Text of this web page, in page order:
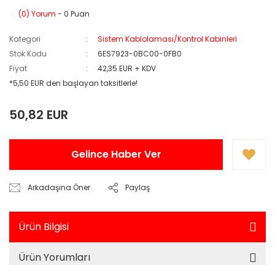
(0) Yorum - 0 Puan
Kategori
Sistem Kablolaması/Kontrol Kabinleri
Stok Kodu
6ES7923-0BC00-0FB0
Fiyat
42,35 EUR + KDV
*5,50 EUR den başlayan taksitlerle!
50,82 EUR
Gelince Haber Ver
Arkadaşına Öner Paylaş
Ürün Bilgisi
Ürün Yorumları